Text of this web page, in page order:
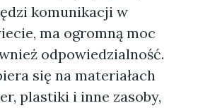
komunikacji w
ma ogromną moc
odpowiedzialność.
się na materiałach
plastiki i inne zasoby,